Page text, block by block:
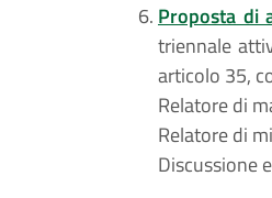
Proposta di
triennale
articolo 35,
Relatore di
Relatore di
Discussione